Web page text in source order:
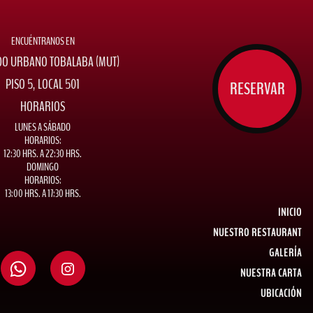
RESERVAR
INICIO
NUESTRO RESTAURANT
GALERÍA
NUESTRA CARTA
UBICACIÓN
ENCUÉNTRANOS EN
URBANO TOBALABA (MUT)
PISO 5, LOCAL 501
HORARIOS
LUNES A SÁBADO
HORARIOS:
12:30 HRS. A 22:30 HRS.
DOMINGO
HORARIOS:
13:00 HRS. A 17:30 HRS.